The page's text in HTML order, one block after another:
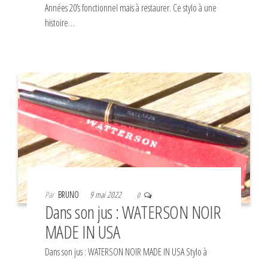
Années 20’s fonctionnel mais à restaurer. Ce stylo à une
histoire…
Par BRUNO 9 mai 2022 0
Dans son jus : WATERSON NOIR
MADE IN USA
Dans son jus : WATERSON NOIR MADE IN USA Stylo à